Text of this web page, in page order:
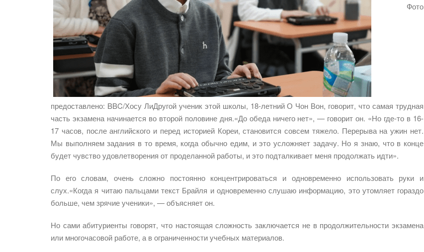
Фото
предоставлено: BBC/Хосу ЛиДругой ученик этой школы, 18-летний О Чон Вон, говорит, что самая трудная
часть экзамена начинается во второй половине дня.«До обеда ничего нет», — говорит он. «Но где-то в 16-
17 часов, после английского и перед историей Кореи, становится совсем тяжело. Перерыва на ужин нет.
Мы выполняем задания в то время, когда обычно едим, и это усложняет задачу. Но я знаю, что в конце
будет чувство удовлетворения от проделанной работы, и это подталкивает меня продолжать идти».
По его словам, очень сложно постоянно концентрироваться и одновременно использовать руки и
слух.«Когда я читаю пальцами текст Брайля и одновременно слушаю информацию, это утомляет гораздо
больше, чем зрячие ученики», — объясняет он.
Но сами абитуриенты говорят, что настоящая сложность заключается не в продолжительности экзамена
или многочасовой работе, а в ограниченности учебных материалов.